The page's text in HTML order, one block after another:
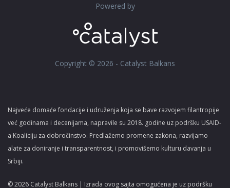
Powered by
Copyright © 2026 - Catalyst Balkans
Najveće domaće fondacije i udruženja koja se bave razvojem filantropije
već godinama i decenijama, napravile su 2018. godine uz podršku USAID-
a Koaliciju za dobročinstvo. Predlažemo promene zakona, razvijamo
alate za doniranje i transparentnost, i promovišemo kulturu davanja u
Srbiji.
© 2026 Catalyst Balkans | Izrada ovog sajta omogućena je uz podršku